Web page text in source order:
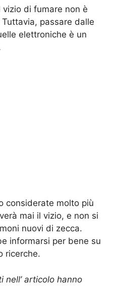
di fumare non è
passare dalle
elettroniche è un
considerate molto più
mai il vizio, e non si
nuovi di zecca.
informarsi per bene su
ricerche.
nell’ articolo hanno